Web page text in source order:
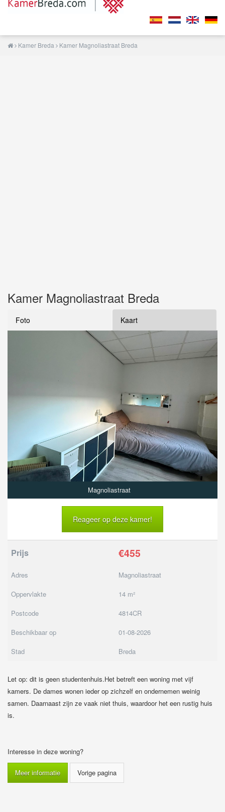
Kamer Breda Kamer Magnoliastraat Breda
Kamer Magnoliastraat Breda
Foto Kaart
Magnoliastraat
Reageer op deze kamer!
Prijs €455
Adres
Magnoliastraat
Oppervlakte
14 m²
Postcode
4814CR
Beschikbaar op
01-08-2026
Stad
Breda
Let op: dit is geen studentenhuis.Het betreft een woning met vijf
kamers. De dames wonen ieder op zichzelf en ondernemen weinig
samen. Daarnaast zijn ze vaak niet thuis, waardoor het een rustig huis
is.
Interesse in deze woning?
Meer informatie